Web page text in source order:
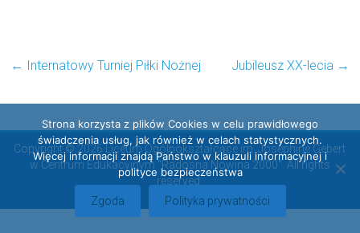
← Internatowy Turniej Piłki Nożnej Jubileusz XX-lecia →
Copyright © 2026 Liceum Ogólnokształcące im. Josephine Gebert
w Centrum Edukacyjnym "Radosna Nowina 2000". All rights
reserved.
Strona korzysta z plików Cookies w celu prawidłowego
świadczenia usług, jak również w celach statystycznych.
Więcej informacji znajdą Państwo w klauzuli informacyjnej i
polityce bezpieczeństwa
Zgoda Polityka prywatności